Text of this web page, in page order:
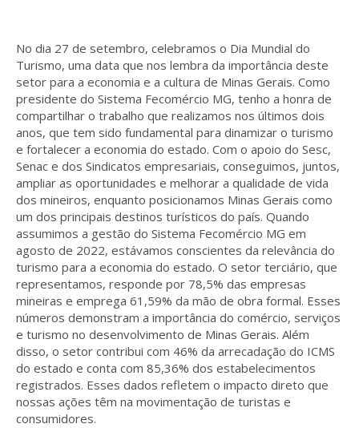
No dia 27 de setembro, celebramos o Dia Mundial do
Turismo, uma data que nos lembra da importância deste
setor para a economia e a cultura de Minas Gerais. Como
presidente do Sistema Fecomércio MG, tenho a honra de
compartilhar o trabalho que realizamos nos últimos dois
anos, que tem sido fundamental para dinamizar o turismo
e fortalecer a economia do estado. Com o apoio do Sesc,
Senac e dos Sindicatos empresariais, conseguimos, juntos,
ampliar as oportunidades e melhorar a qualidade de vida
dos mineiros, enquanto posicionamos Minas Gerais como
um dos principais destinos turísticos do país. Quando
assumimos a gestão do Sistema Fecomércio MG em
agosto de 2022, estávamos conscientes da relevância do
turismo para a economia do estado. O setor terciário, que
representamos, responde por 78,5% das empresas
mineiras e emprega 61,59% da mão de obra formal. Esses
números demonstram a importância do comércio, serviços
e turismo no desenvolvimento de Minas Gerais. Além
disso, o setor contribui com 46% da arrecadação do ICMS
do estado e conta com 85,36% dos estabelecimentos
registrados. Esses dados refletem o impacto direto que
nossas ações têm na movimentação de turistas e
consumidores.